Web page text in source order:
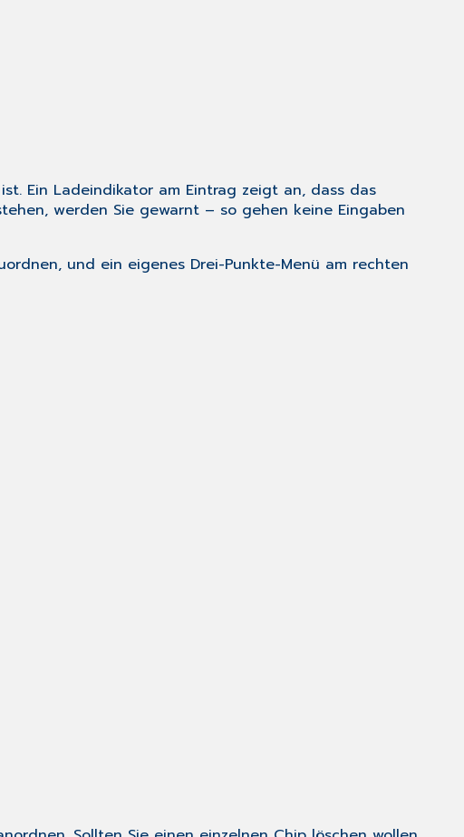
Ein Ladeindikator am Eintrag zeigt an, dass das
werden Sie gewarnt – so gehen keine Eingaben
und ein eigenes Drei-Punkte-Menü am rechten